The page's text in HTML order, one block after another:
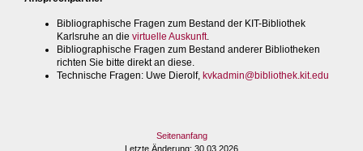
Bibliographische Fragen zum Bestand der KIT-Bibliothek
Karlsruhe an die virtuelle Auskunft.
Bibliographische Fragen zum Bestand anderer Bibliotheken
richten Sie bitte direkt an diese.
Technische Fragen: Uwe Dierolf, kvkadmin@bibliothek.kit.edu
Seitenanfang
Letzte Änderung: 30.03.2026